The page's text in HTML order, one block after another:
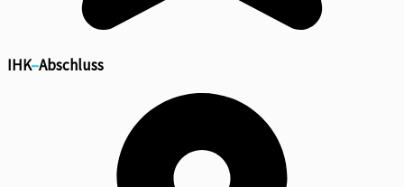
IHK–Abschluss